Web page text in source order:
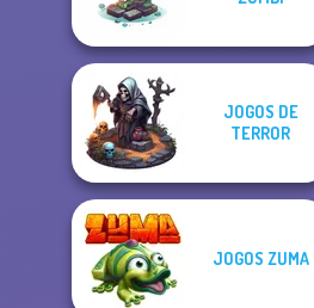
JOGOS DE
TERROR
JOGOS ZUMA